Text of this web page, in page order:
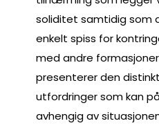
soliditet samtidig som
enkelt spiss for
med andre
presenterer den
utfordringer som kan
avhengig av